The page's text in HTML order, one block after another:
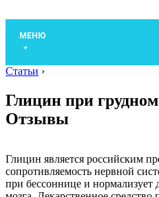
МЕНЮ
Статьи ›
Глицин при
Отзывы
Глицин является российским
сопротивляемость нервной
при бессоннице и нормализует